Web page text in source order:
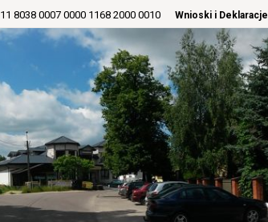
11 8038 0007 0000 1168 2000 0010 Wnioski i Deklaracje